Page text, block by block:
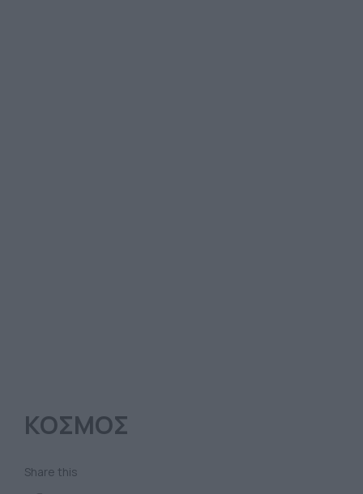
ΚΟΣΜΟΣ
Share this